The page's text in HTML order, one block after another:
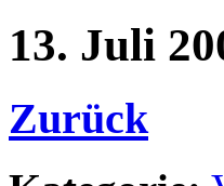
13. Juli
Zurück